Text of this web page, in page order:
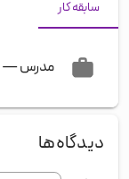
سابقه کار
مدرس—
دیدگاه‌ها